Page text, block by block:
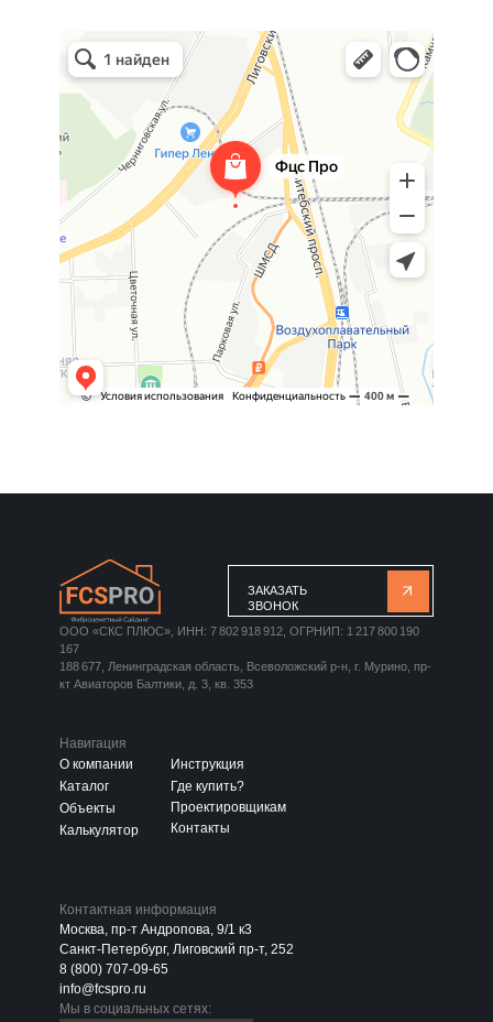
Навигация
О компании
Каталог
Объекты
Калькулятор
Инструкция
Где купить?
Проектировщикам
Контакты
Контактная информация
Москва, пр-т Андропова, 9/1 к3
Санкт-Петербург, Лиговский пр-т, 252
8 (800) 707-09-65
info@fcspro.ru
Мы в социальных сетях:
ЗАКАЗАТЬ
ЗВОНОК
ООО «СКС ПЛЮС», ИНН: 7 802 918 912, ОГРНИП: 1 217 800 190
167
188 677, Ленинградская область, Всеволожский р-н, г. Мурино, пр-
кт Авиаторов Балтики, д. 3, кв. 353